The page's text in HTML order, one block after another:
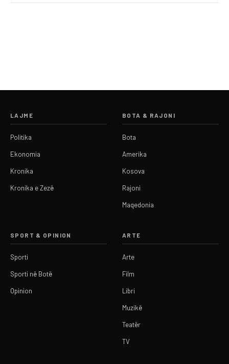
LAJME
Politika
Ekonomia
Kronika
Kronika e Zezë
BOTA & RAJONI
Bota
Amerika
Kosova
Rajoni
Maqedonia
SPORT & OPINION
Sporti
Sporti në Botë
Opinion
ARTE
Arte
Film
Libri
Muzikë
Teatër
TV